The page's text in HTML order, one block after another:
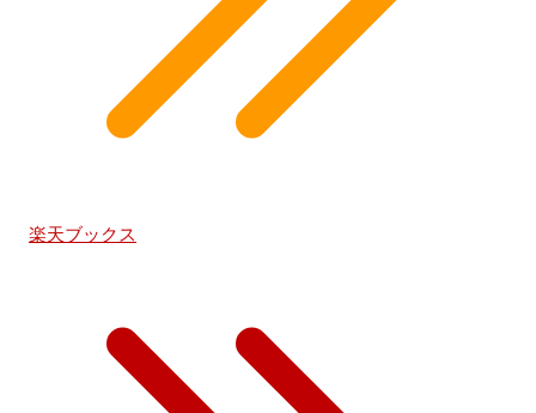
楽天ブックス